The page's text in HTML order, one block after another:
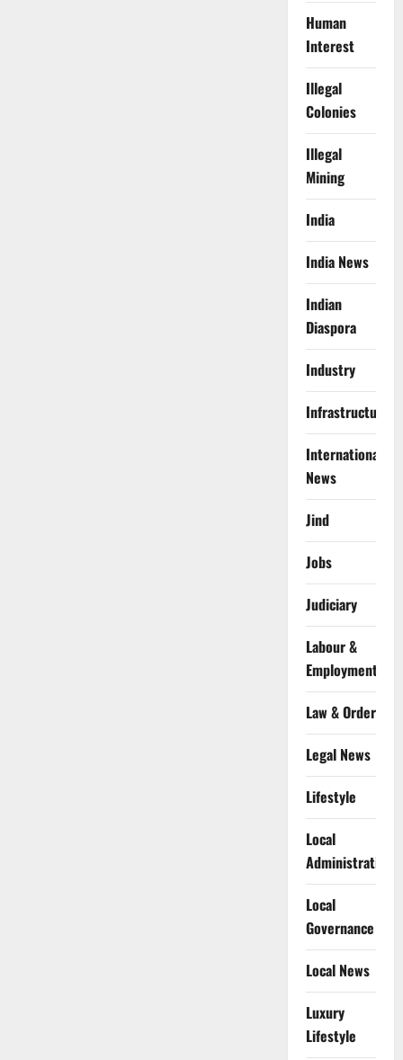
Human
Interest
Illegal
Colonies
Illegal
Mining
India
India News
Indian
Diaspora
Industry
Infrastructure
International
News
Jind
Jobs
Judiciary
Labour &
Employment
Law & Order
Legal News
Lifestyle
Local
Administration
Local
Governance
Local News
Luxury
Lifestyle